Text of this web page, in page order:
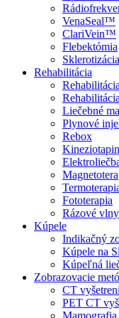
VenaSeal™
ClariVein™
Flebektómia
Rehabilitácia
Liečebné
Plynové
Rebox
Fototerapia
Rázové vlny
Kúpele
Indikačný
Kúpele na
Kúpeľná
Zobrazovacie
CT
PET CT
Mamografia